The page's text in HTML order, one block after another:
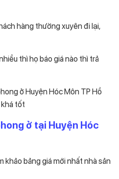
hàng thường xuyên đi lại,
thì họ báo giá nào thì trả
ở Huyện Hóc Môn TP Hồ
khá tốt
ở tại Huyện Hóc
khảo bảng giá mới nhất nhà sản